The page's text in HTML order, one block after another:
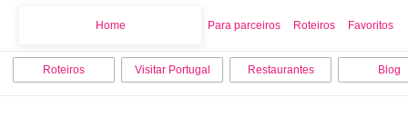
Home Para parceiros Roteiros Favoritos
Roteiros Visitar Portugal Restaurantes Blog